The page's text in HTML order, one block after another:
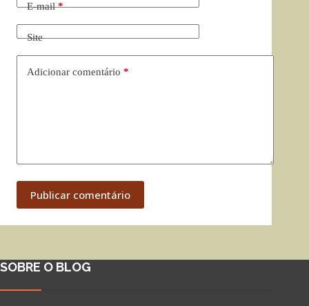
E-mail*
Site
Adicionar comentário *
Publicar comentário
SOBRE O BLOG